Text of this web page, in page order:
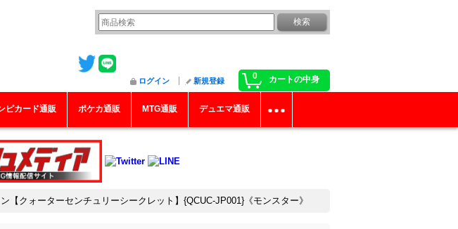
0 カートの中身
ログイン 新規登録
ピカード通販 ポケカ通販 MTG通販 デュエマ通販
【クォーターセンチュリーシークレット】{QCUC-JP001}《モンスター》